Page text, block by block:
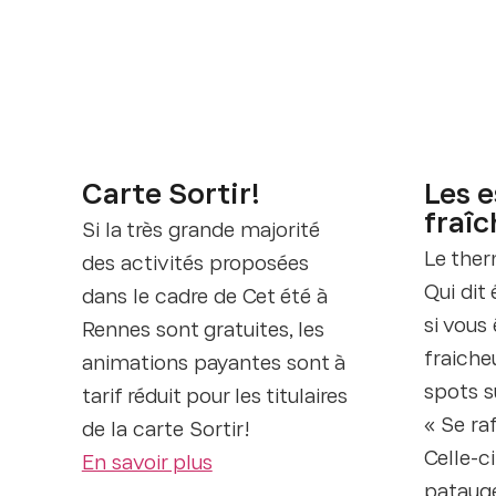
Carte Sortir!
Si la très grande majorité
des activités proposées
dans le cadre de Cet été à
Rennes sont gratuites, les
animations payantes sont à
tarif réduit pour les titulaires
de la carte Sortir!
En savoir plus
Les
Le
Qui dit
si vous
spots
« Se
Celle-